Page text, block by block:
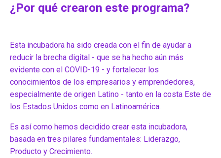
¿Por qué crearon este programa?
Esta incubadora ha sido creada con el fin de ayudar a
reducir la brecha digital - que se ha hecho aún más
evidente con el COVID-19 - y fortalecer los
conocimientos de los empresarios y emprendedores,
especialmente de origen Latino - tanto en la costa Este de
los Estados Unidos como en Latinoamérica.
Es así como hemos decidido crear esta incubadora,
basada en tres pilares fundamentales: Liderazgo,
Producto y Crecimiento.